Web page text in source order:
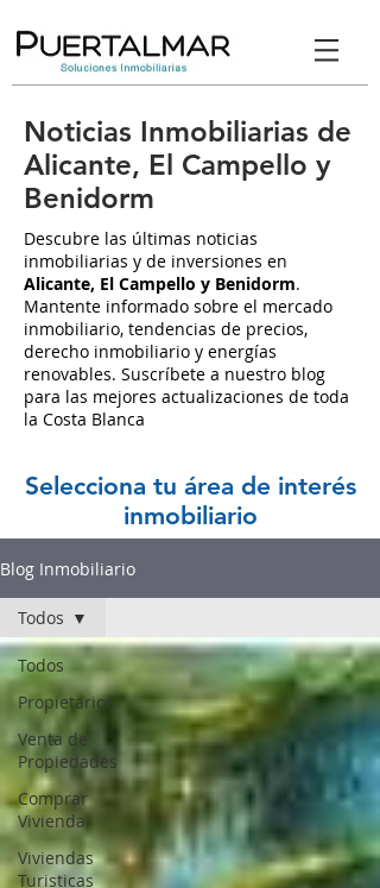
Noticias Inmobiliarias de
Alicante, El Campello y
Benidorm
Descubre las últimas noticias
inmobiliarias y de inversiones en
Alicante, El Campello y Benidorm.
Mantente informado sobre el mercado
inmobiliario, tendencias de precios,
derecho inmobiliario y energías
renovables. Suscríbete a nuestro blog
para las mejores actualizaciones de toda
la Costa Blanca
Selecciona tu área de interés
inmobiliario
Blog Inmobiliario
Todos
Propietarios
Venta de
Propiedades
Comprar
Vivienda
Viviendas
Turisticas
Todos